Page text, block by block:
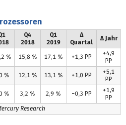
Q4
2018
Q1
2019
Δ
Quartal
Δ Jahr
% 15,8 % 17,1 % +1,3 PP
+4,9
PP
% 12,1 % 13,1 % +1,0 PP
+5,1
PP
% 3,2 % 2,9 % –0,3 PP
+1,9
PP
Research